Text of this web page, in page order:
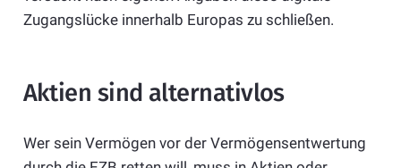
Zugangslücke innerhalb Europas zu schließen.
Aktien sind alternativlos
Wer sein Vermögen vor der Vermögensentwertung